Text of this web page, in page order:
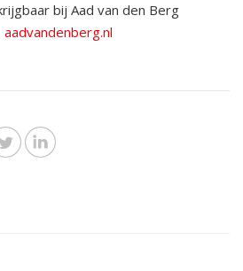
bij Aad van den Berg
aadvandenberg.nl